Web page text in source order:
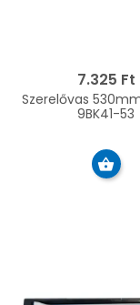
7.325 Ft
Szerelővas
9BK41-53